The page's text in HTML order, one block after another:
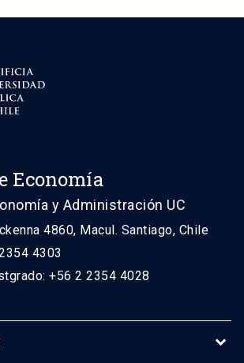
Economía
y Administración UC
4860, Macul. Santiago, Chile
4303
+56 2 2354 4028